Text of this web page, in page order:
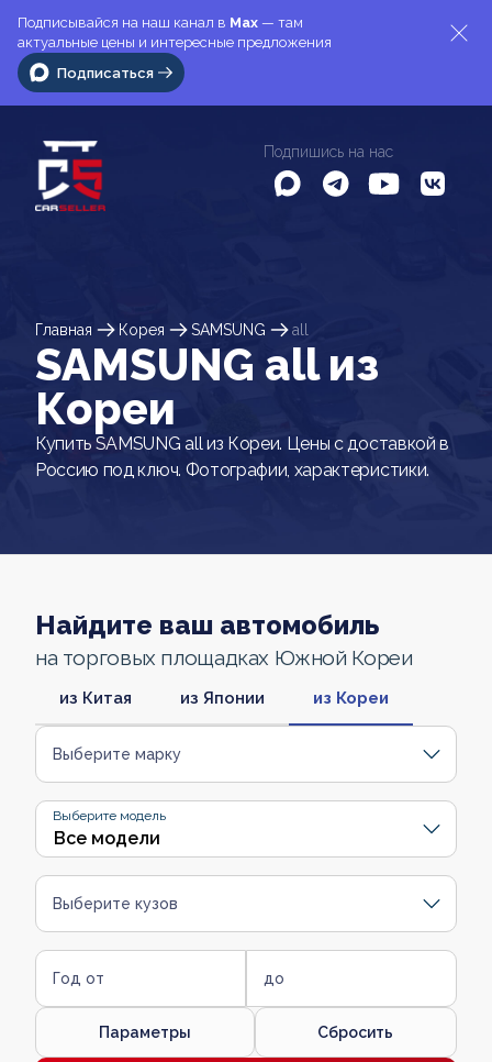
Подписывайся на наш канал в Max — там
актуальные цены и интересные предложения
Подписаться
Подпишись на нас
Главная Корея SAMSUNG all
SAMSUNG all из
Кореи
Купить SAMSUNG all из Кореи. Цены с доставкой в
Россию под ключ. Фотографии, характеристики.
Найдите ваш автомобиль
на торговых площадках Южной Кореи
из Китая из Японии из Кореи
Выберите марку
Выберите модель
Выберите кузов
Год от до
Параметры Сбросить